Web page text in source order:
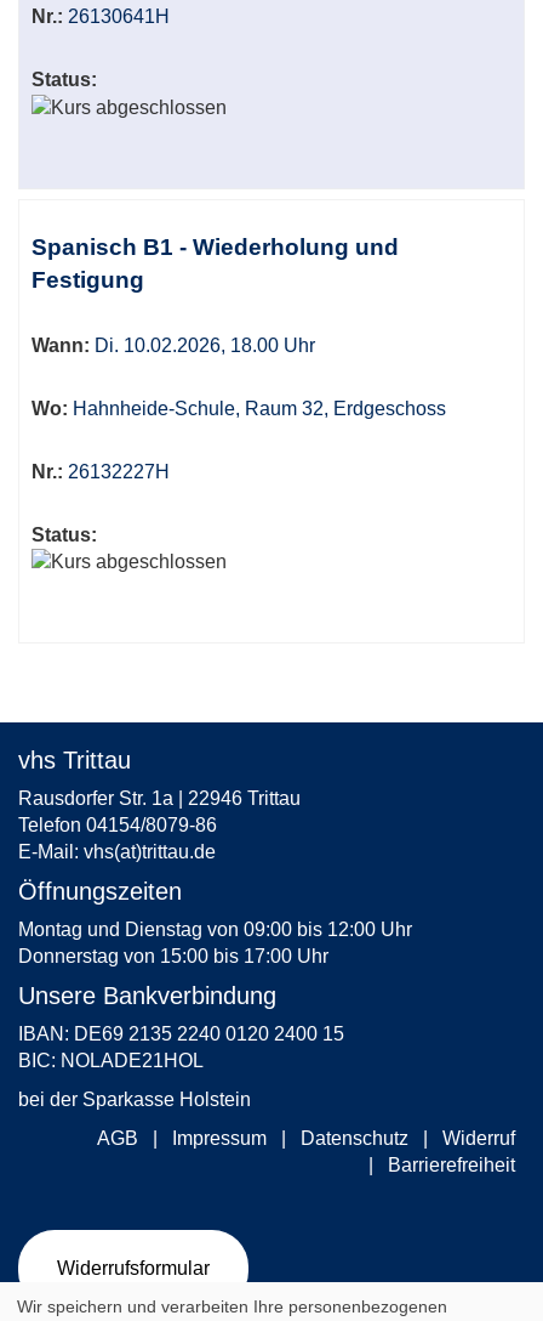
Nr.: 26130641H
Status:
Spanisch B1 - Wiederholung und
Festigung
Wann: Di. 10.02.2026, 18.00 Uhr
Wo: Hahnheide-Schule, Raum 32, Erdgeschoss
Nr.: 26132227H
Status:
vhs Trittau
Rausdorfer Str. 1a | 22946 Trittau
Telefon 04154/8079-86
E-Mail: vhs(at)trittau.de
Öffnungszeiten
Montag und Dienstag von 09:00 bis 12:00 Uhr
Donnerstag von 15:00 bis 17:00 Uhr
Unsere Bankverbindung
IBAN: DE69 2135 2240 0120 2400 15
BIC: NOLADE21HOL
bei der Sparkasse Holstein
AGB
Impressum Datenschutz
Widerruf
Barrierefreiheit
Widerrufsformular
Wir speichern und verarbeiten Ihre personenbezogenen